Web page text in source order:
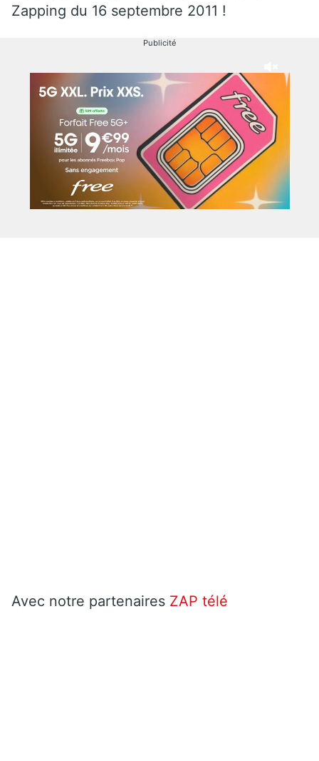
Zapping du 16 septembre 2011 !
Publicité
Avec notre partenaires ZAP télé